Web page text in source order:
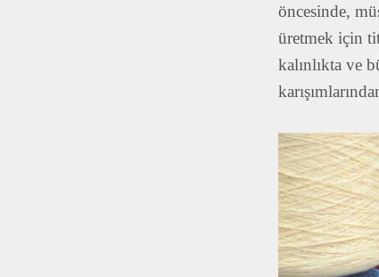
öncesinde,
üretmek için
kalınlıkta ve